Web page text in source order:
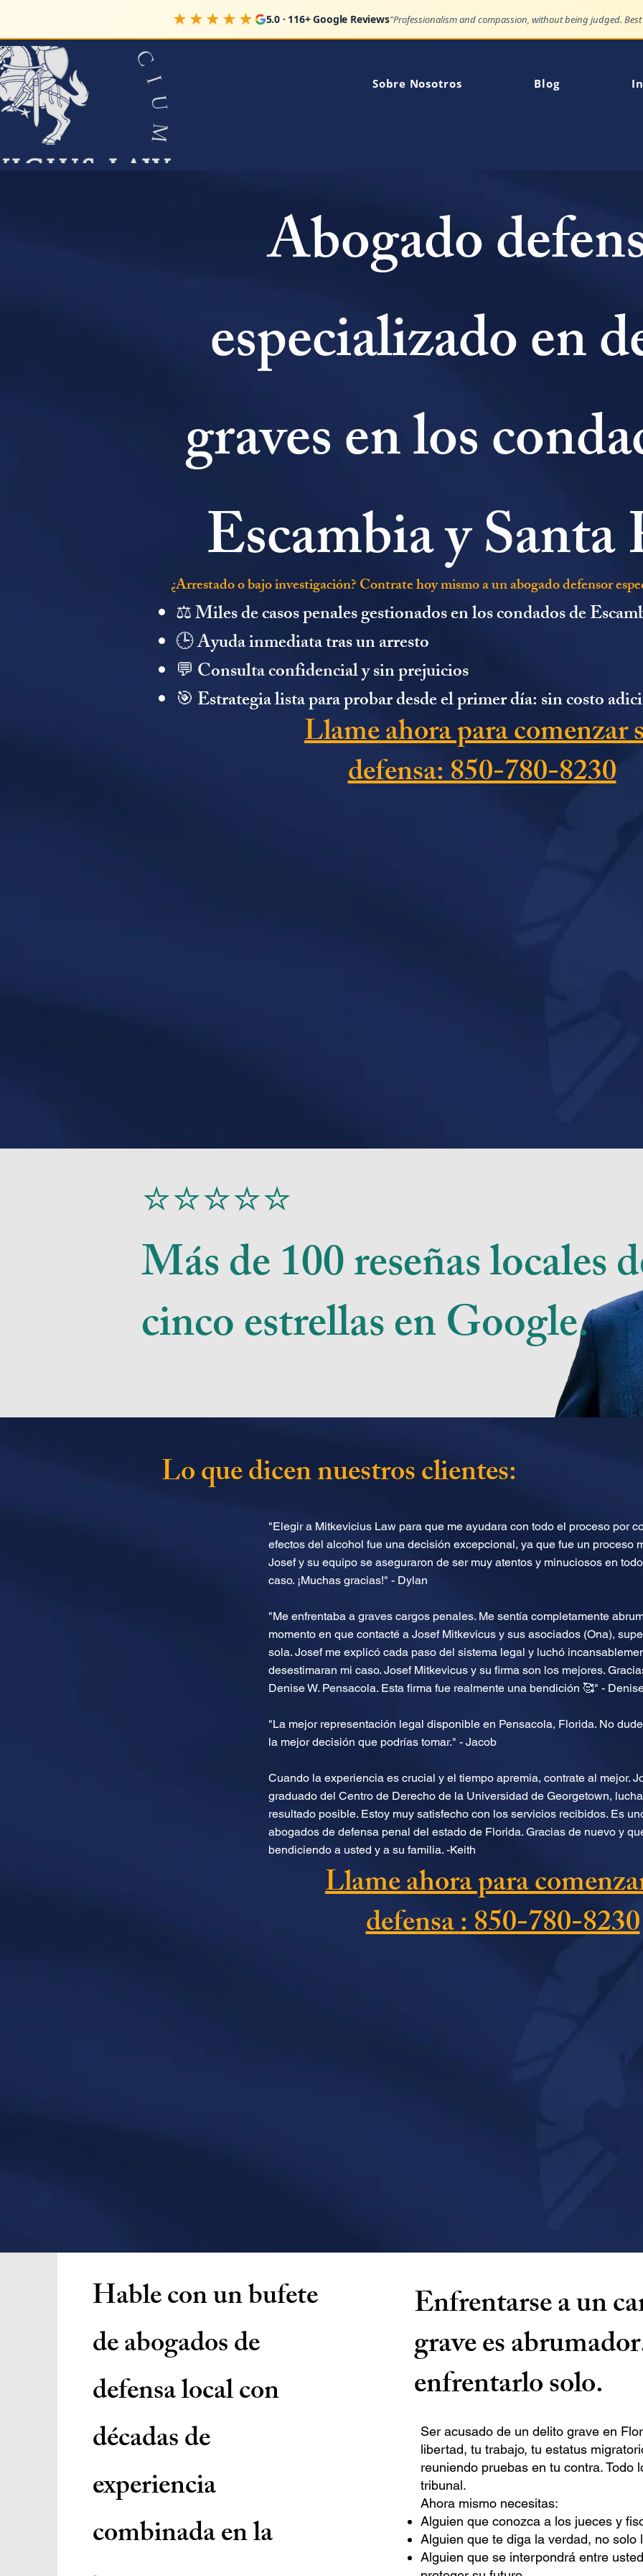
★★★★★ 5.0 · 116+ Google Reviews
Sobre Nosotros Blog
Abogado
especializado en
graves en los
Escambia y Santa
¿Arrestado o bajo investigación? Contrate hoy mismo a un abogado defensor
⚖️ Miles de casos penales gestionados en los condados de
🕒 Ayuda inmediata tras un arresto
💬 Consulta confidencial y sin prejuicios
🎯 Estrategia lista para probar desde el primer día: sin costo
Llame ahora para comenzar
defensa: 850-780-8230
⭐⭐⭐⭐⭐
Más de 100 reseñas locales
cinco estrellas en Google.
Lo que dicen nuestros clientes:
"Elegir a Mitkevicius Law para que me ayudara con todo el proceso por
efectos del alcohol fue una decisión excepcional, ya que fue un proceso
Josef y su equipo se aseguraron de ser muy atentos y minuciosos en
caso. ¡Muchas gracias!" - Dylan
"Me enfrentaba a graves cargos penales. Me sentía completamente
momento en que contacté a Josef Mitkevicus y sus asociados (Ona),
sola. Josef me explicó cada paso del sistema legal y luchó
desestimaran mi caso. Josef Mitkevicus y su firma son los mejores.
Denise W. Pensacola. Esta firma fue realmente una bendición 🥰" -
"La mejor representación legal disponible en Pensacola, Florida. No
la mejor decisión que podrías tomar." - Jacob
Cuando la experiencia es crucial y el tiempo apremia, contrate al mejor.
graduado del Centro de Derecho de la Universidad de Georgetown,
resultado posible. Estoy muy satisfecho con los servicios recibidos. Es
abogados de defensa penal del estado de Florida. Gracias de nuevo y
bendiciendo a usted y a su familia. -Keith
Llame ahora para
defensa: 850-780-8230
Hable con un bufete
de abogados de
defensa local con
décadas de
experiencia
combinada en la
Enfrentarse a un
grave es
enfrentarlo solo.
Ser acusado de un delito grave en
libertad, tu trabajo, tu estatus
reuniendo pruebas en tu contra. Todo
tribunal.
Ahora mismo necesitas:
Alguien que conozca a los jueces y
Alguien que te diga la verdad, no solo
Alguien que se interpondrá entre